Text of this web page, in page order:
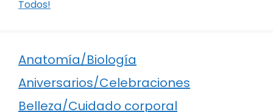
Todos!
Anatomía/Biología
Aniversarios/Celebraciones
Belleza/Cuidado corporal